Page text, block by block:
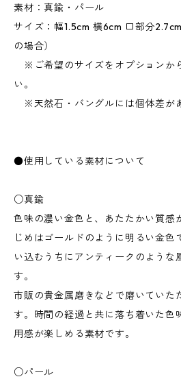
素材：真鍮・パール
サイズ：幅1.5cm 横6cm 口部分
の場合）
※ご希望のサイズをオプションか
い。
※天然石・バングルには個体差が
●使用している素材について
○真鍮
色味の濃い金色と、あたたかい質感
じめはゴールドのように明るい金色
い込むうちにアンティークのような
す。
市販の貴金属磨きなどで磨いていた
す。時間の経過と共に落ち着いた色
用感が楽しめる素材です。
○パール